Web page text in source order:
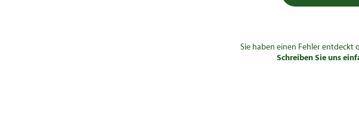
Sie haben einen Fehler entdeckt
Schreiben Sie uns